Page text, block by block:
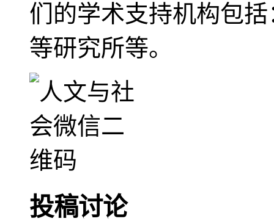
们的学术支持机构包
等研究所等。
投稿讨论